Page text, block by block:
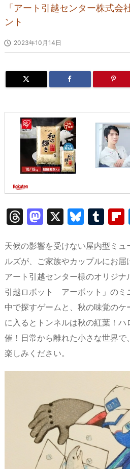
「アート引越センター株式会
ント
 2023年10月14日
T
e
a
d
s
M
st
o
d
o
n
X
Bl
e
s
k
y
T
m
bl
r
天候の影響を受けない屋内型ミ
ルズが、ご家族やカップルにお届
アート引越センター様のオリジ
引越ロボット アーボット」のミ
中で探すゲームと、秋の味覚のケ
に入るとトンネルは秋の紅葉！
催！日常から離れた小さな世界で
楽しみください。